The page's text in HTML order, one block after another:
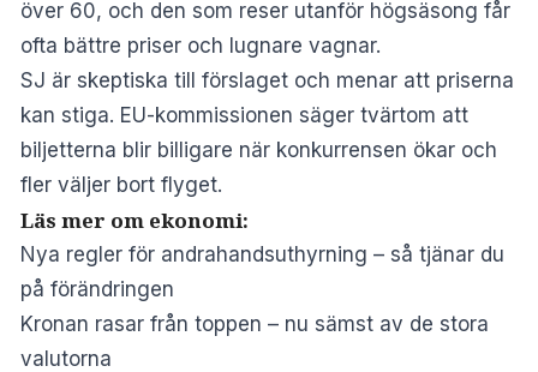
över 60, och den som reser utanför högsäsong får
ofta bättre priser och lugnare vagnar.
SJ är skeptiska till förslaget och menar att priserna
kan stiga. EU-kommissionen säger tvärtom att
biljetterna blir billigare när konkurrensen ökar och
fler väljer bort flyget.
Läs mer om ekonomi:
Nya regler för andrahandsuthyrning – så tjänar du
på förändringen
Kronan rasar från toppen – nu sämst av de stora
valutorna